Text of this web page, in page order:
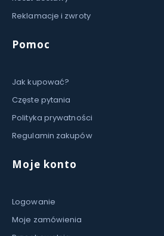
Reklamacje i zwroty
Pomoc
Jak kupować?
Częste pytania
Polityka prywatności
Regulamin zakupów
Moje konto
Logowanie
Moje zamówienia